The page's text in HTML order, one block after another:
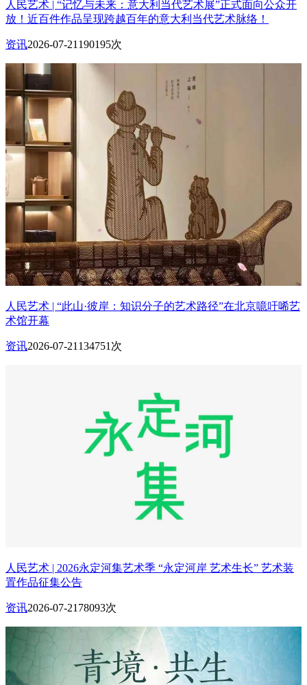
人民艺术 | “记忆与未来：意大利当代艺术展”正式面向公众开
放！近百件作品呈现跨越百年的意大利当代艺术脉络！
资讯2026-07-21 190195次
人民艺术 | “此山·彼岸：知识分子的艺术路径”在北京噫吁唏艺
术馆开幕
资讯2026-07-21 134751次
人民艺术 | 2026永定河集艺术季 “永定河岸 艺术生长” 艺术装
置作品征集公告
资讯2026-07-21 78093次